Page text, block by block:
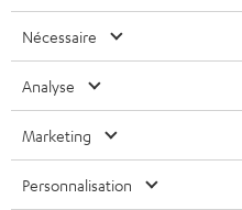
ULTIMA
ÉCOUTEURS INTRA-
FANSHOP
NOUVEAUTÉS
POLOGNE
ITALIE
USA
Sous réserve de modifications
erreurs. Les accessoires figurant sur
Nécessaire
Analyse
Marketing
Personnalisation